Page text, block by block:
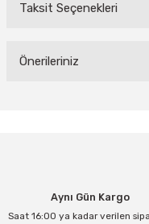
Bu
Taksit Seçenekleri
Önerileriniz
Ürün açıklamasında
Aynı Gün Kargo
Saat 16:00 ya kadar verilen